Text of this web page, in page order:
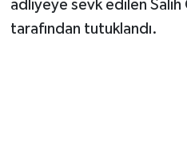
adliyeye sevk edilen Salih
tarafından tutuklandı.